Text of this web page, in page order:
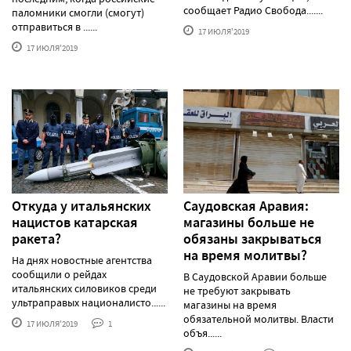
паломники смогли (смогут)
отправиться в ......
17 ИЮЛЯ'2019
сообщает Радио Свобода.......
17 ИЮЛЯ'2019
Откуда у итальянских
нацистов катарская
ракета?
На днях новостные агентства
сообщили о рейдах
итальянских силовиков среди
ультраправых националисто......
17 ИЮЛЯ'2019 1
Саудовская Аравия:
магазины больше не
обязаны закрываться
на время молитвы?
В Саудовской Аравии больше
не требуют закрывать
магазины на время
обязательной молитвы. Власти
объя......